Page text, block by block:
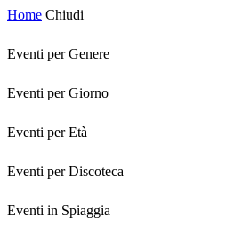
Home Chiudi
Eventi per Genere
Eventi per Giorno
Eventi per Età
Eventi per Discoteca
Eventi in Spiaggia